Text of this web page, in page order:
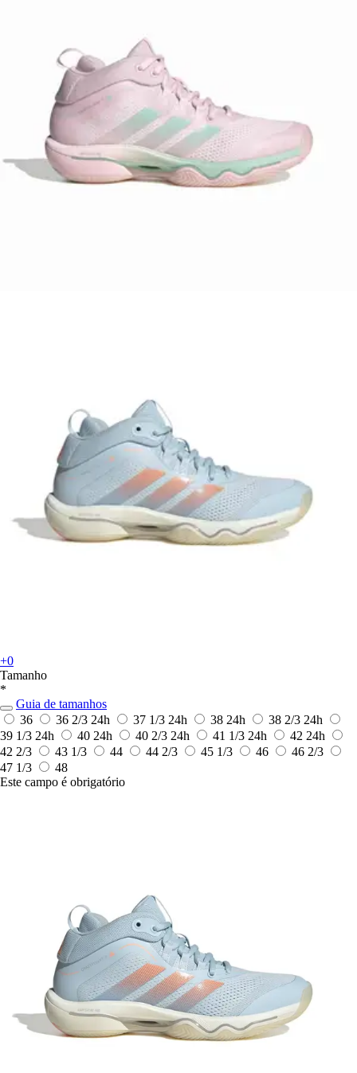
+0
Tamanho
*
Guia de tamanhos
36
36 2/3 24h 37 1/3 24h 38 24h 38 2/3 24h
39 1/3 24h 40 24h 40 2/3 24h 41 1/3 24h 42 24h
42 2/3
43 1/3 44 44 2/3 45 1/3 46
46 2/3
47 1/3
48
Este campo é obrigatório